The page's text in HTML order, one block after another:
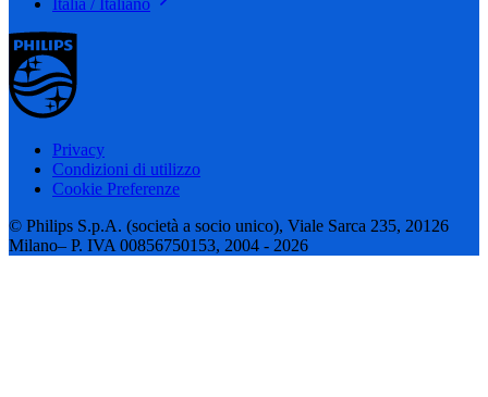
Italia / Italiano
Privacy
Condizioni di utilizzo
Cookie Preferenze
© Philips S.p.A. (società a socio unico), Viale Sarca 235, 20126
Milano– P. IVA 00856750153, 2004 - 2026